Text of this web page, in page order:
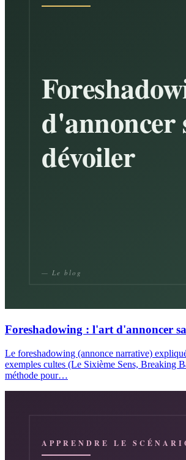
Foreshadowing : l'art d'annoncer
Le foreshadowing (annonce narrative)
exemples cultes (Le Sixième Sens, Breaking
méthode pour…